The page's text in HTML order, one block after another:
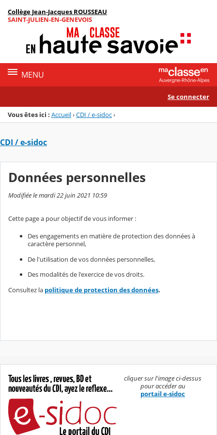
Menu de la rubrique
Contenu
Collège Jean-Jacques ROUSSEAU
SAINT-JULIEN-EN-GENEVOIS
MENU
Se connecter
Vous êtes ici : Accueil›CDI / e-sidoc›
CDI / e-sidoc
Données personnelles
Modifiée le mardi 22 juin 2021 10:59
Cette page a pour objectif de vous informer :
Des engagements en matière de protection des données à
caractère personnel,
De l'utilisation de vos données personnelles,
Des modalités de l'exercice de vos droits.
Consultez la politique de protection des données.
cliquer sur l'image ci-dessus
pour accéder au
portail e-sidoc